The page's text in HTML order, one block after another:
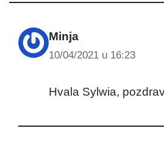
Minja
10/04/2021 u 16:23
Hvala Sylwia,